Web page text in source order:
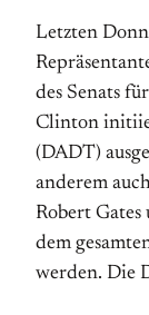
Letzten
des Senats
Clinton
(DADT)
anderem
Robert
dem
werden. Die